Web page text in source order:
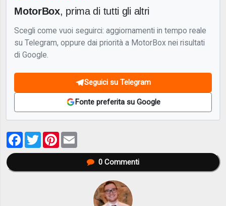
MotorBox, prima di tutti gli altri
Scegli come vuoi seguirci: aggiornamenti in tempo reale
su Telegram, oppure dai priorità a MotorBox nei risultati
di Google.
Seguici su Telegram
Fonte preferita su Google
Facebook
TwitterPinterest
0Commenti